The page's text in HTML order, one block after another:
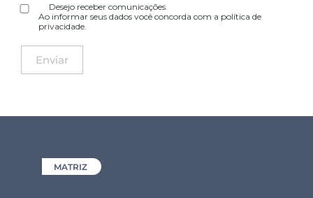
Desejo receber comunicações.
Ao informar seus dados você concorda com a política de
privacidade
MATRIZ